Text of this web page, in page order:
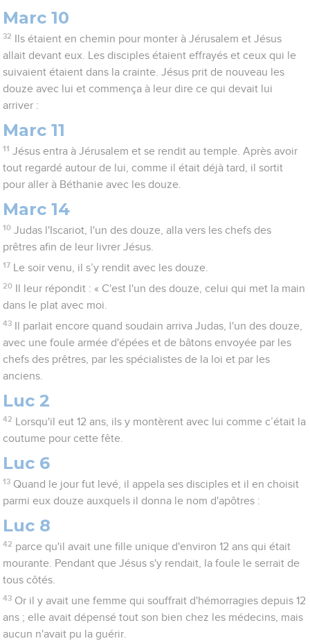
Marc 10
32
Ils étaient en chemin pour monter à Jérusalem et Jésus
allait devant eux. Les disciples étaient effrayés et ceux qui le
suivaient étaient dans la crainte. Jésus prit de nouveau les
douze avec lui et commença à leur dire ce qui devait lui
arriver :
Marc 11
11 Jésus entra à Jérusalem et se rendit au temple. Après avoir
tout regardé autour de lui, comme il était déjà tard, il sortit
pour aller à Béthanie avec les douze.
Marc 14
10 Judas l'Iscariot, l'un des douze, alla vers les chefs des
prêtres afin de leur livrer Jésus.
17 Le soir venu, il s’y rendit avec les douze.
20
Il leur répondit : « C'est l'un des douze, celui qui met la main
dans le plat avec moi.
43
Il parlait encore quand soudain arriva Judas, l'un des douze,
avec une foule armée d'épées et de bâtons envoyée par les
chefs des prêtres, par les spécialistes de la loi et par les
anciens.
Luc 2
42
Lorsqu'il eut 12 ans, ils y montèrent avec lui comme c’était la
coutume pour cette fête.
Luc 6
13 Quand le jour fut levé, il appela ses disciples et il en choisit
parmi eux douze auxquels il donna le nom d'apôtres :
Luc 8
42 parce qu'il avait une fille unique d'environ 12 ans qui était
mourante. Pendant que Jésus s'y rendait, la foule le serrait de
tous côtés.
43 Or il y avait une femme qui souffrait d'hémorragies depuis 12
ans ; elle avait dépensé tout son bien chez les médecins, mais
aucun n'avait pu la guérir.